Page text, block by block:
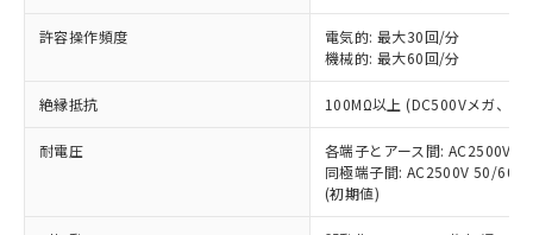
許容操作頻度
電気的: 最大30回/分
機械的: 最大60回/分
絶縁抵抗 100MΩ以上 (DC500Vメガ、点
耐電圧
各端子とアース間: AC2500V
同極端子間: AC2500V 50/
(初期値)
当社制御機器事業取扱商品の中には、
本サービスの対象外となる商品もある
ことをご了承ください。
在庫状況および標準価格照会結果は、
記載している更新日時点での社内デー
タに基づき作成されるものであり、閲
覧された時点での実際の在庫および標
準価格とは異なる場合があることをご
害物質有無と関係のない商品です。
仕入先様の事情により、非含有部品として
いたものが、含有品と判明した場合などや
むを得ず変更することがあります。
鉛(Pb) 1000ppm以下、 水銀(Hg) 1000ppm以下、 カド
六価クロム(Cr(Ⅵ)) 1000ppm以下、ポリ臭化ビフェニル
類(PBB) 1000ppm以下、ポリ臭化ジフェニルエーテル類
(PBDE) 1000ppm以下、フタル酸ビス(2-エチルヘキシ
「×」：最大均質材料含有率が中国RoHSの
基準値を超えていることを示します。
「－」：未確認です。当社販売部門へお問
い合わせください。
*中国RoHS10物質の基準値 (GB/T26572)：
Pb(鉛) :1000ppm、 Hg(水銀) : 1000ppm、 Cd(カドミウ
Cr(Ⅵ)(六価クロム) : 1000ppm、 PBBs(ポリ臭化ビフェ
当社は、これら貴社製品のうち、外国
為替および外国貿易法に定める商品
（以下｢規制貨物等」という）を輸出
国政府の輸出許可(または役務取引許
可)を取得するなどの必要な手続きを